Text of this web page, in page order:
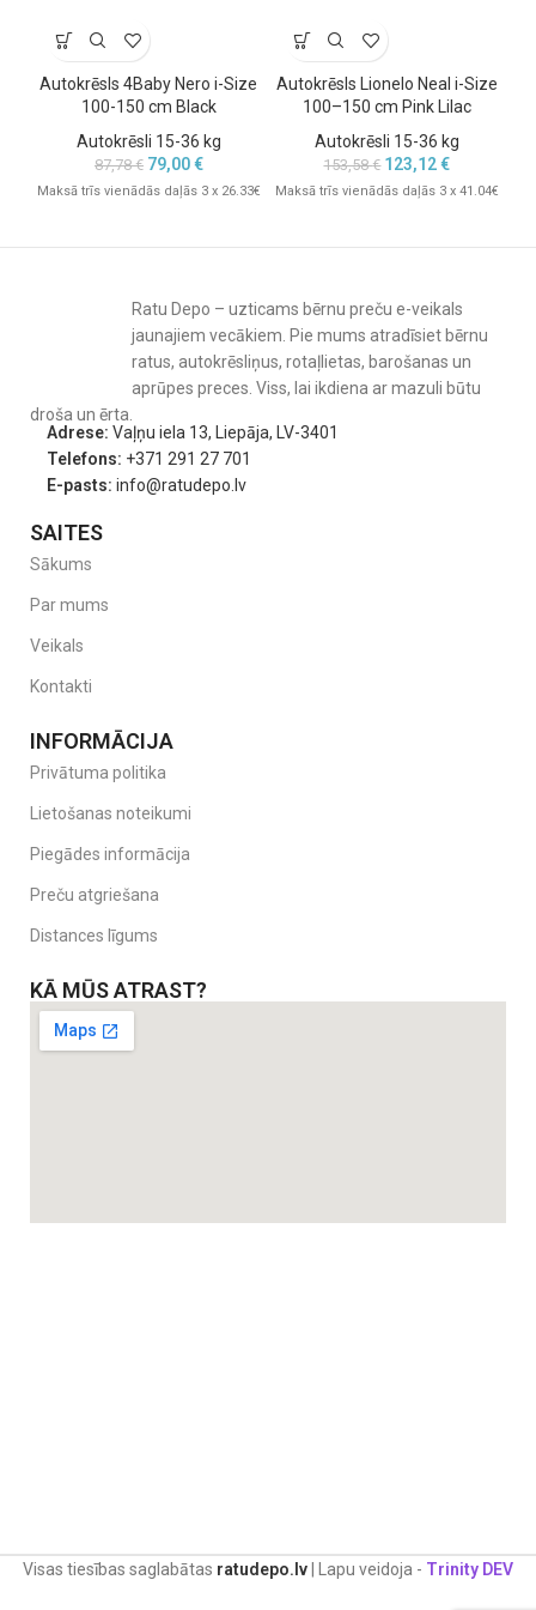
kopšanu vienkāršu un piemērotu intensīvai lietošanai.
Viegla pārvietošana un pielāgošanās
dažādām automašīnām.
svaru tikai 4,43 kg, i-Trillo ir viens no vieglākajiem sēdekļiem
savā klasē. Tas padara to ideāli piemērotu ģimenēm, kurām
būtu vecāku, vecvecāku vai auklītes automašīnas.
Tehniskā informācija:
i-Size ECE R129/03
100–150 cm (aptuveni 4–12 gadi)
Uzstādīšana:ar 3 punktu automašīnas drošības jostu (ar vai bez
ISOSAFE)
Galvas balsts:10 pozīcijas, regulējams ar vienu roku
Sānu aizsardzība:
Papildu funkcijas:
Produktavideo.
Autokrēsls 4Baby Nero i-Size
100-150 cm Black
Autokrēsli 15-36 kg
87,78€ 79,00€
Maksā trīs vienādās daļās 3 x 26.33€
Autokrēsls Lionelo Neal i-Size
100–150 cm Pink Lilac
Autokrēsli 15-36 kg
153,58€ 123,12€
Maksā trīs vienādās daļās 3 x 41.04€
Ratu Depo – uzticams bērnu preču e-veikals
jaunajiem vecākiem. Pie mums atradīsiet bērnu
ratus, autokrēsliņus, rotaļlietas, barošanas un
aprūpes preces. Viss, lai ikdiena ar mazuli būtu
droša un ērta.
Adrese: Vaļņu iela 13, Liepāja, LV-3401
Telefons: +371 291 27 701
E-pasts: info@ratudepo.lv
SAITES
Sākums
Par mums
Veikals
Kontakti
INFORMĀCIJA
Privātuma politika
Lietošanas noteikumi
Piegādes informācija
Preču atgriešana
Distances līgums
KĀ MŪS ATRAST?
Visas tiesības saglabātas ratudepo.lv | Lapu veidoja - Trinity DEV